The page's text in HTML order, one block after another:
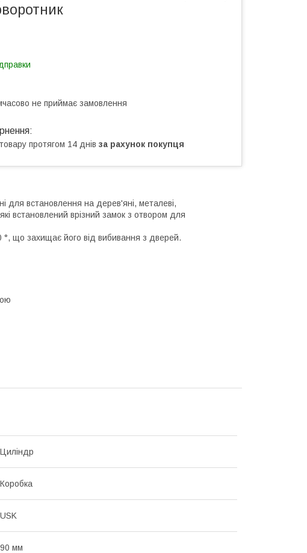
не приймає замовлення
протягом 14 днів за рахунок покупця
для встановлення на дерев'яні, металеві,
встановлений врізний замок з отвором для
°, що захищає його від вибивання з дверей.
Циліндр
Коробка
USK
90 мм